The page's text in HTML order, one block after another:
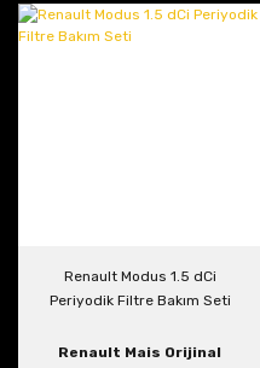
Renault Modus 1.5 dCi
Periyodik Filtre Bakım Seti
Renault Mais Orijinal